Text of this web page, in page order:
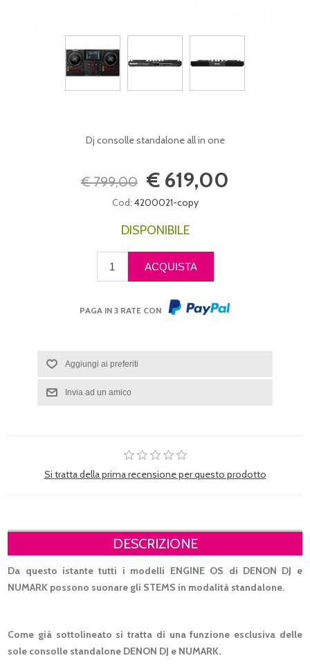
Dj consolle standalone all in one
€ 799,00 € 619,00
Cod: 4200021-copy
DISPONIBILE
PAGA IN 3 RATE CON
Si tratta della prima recensione per questo prodotto
DESCRIZIONE
Da questo istante tutti i modelli ENGINE OS di DENON DJ e
NUMARK possono suonare gli STEMS in modalità standalone.
Come già sottolineato si tratta di una funzione esclusiva delle
sole consolle standalone DENON DJ e NUMARK.